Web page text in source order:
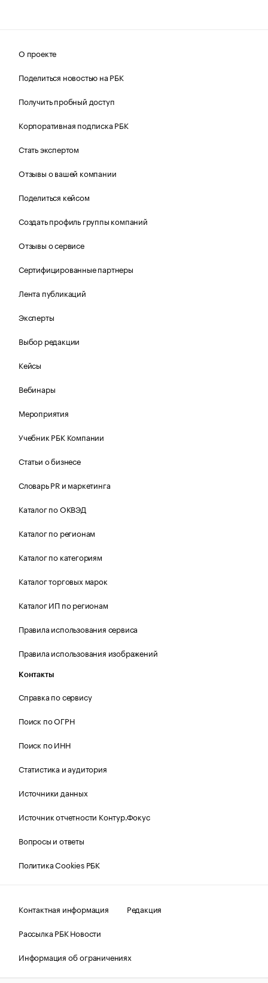
О проекте
Поделиться новостью на РБК
Получить пробный доступ
Корпоративная подписка РБК
Стать экспертом
Отзывы о вашей компании
Поделиться кейсом
Создать профиль группы компаний
Отзывы о сервисе
Сертифицированные партнеры
Лента публикаций
Эксперты
Выбор редакции
Кейсы
Вебинары
Мероприятия
Учебник РБК Компании
Статьи о бизнесе
Словарь PR и маркетинга
Каталог по ОКВЭД
Каталог по регионам
Каталог по категориям
Каталог торговых марок
Каталог ИП по регионам
Правила использования сервиса
Правила использования изображений
Контакты
Справка по сервису
Поиск по ОГРН
Поиск по ИНН
Статистика и аудитория
Источники данных
Источник отчетности Контур.Фокус
Вопросы и ответы
Политика Cookies РБК
Контактная информация
Редакция
Рассылка РБК Новости
Информация об ограничениях